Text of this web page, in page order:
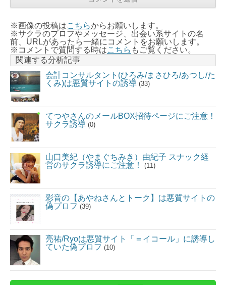
※画像の投稿はこちらからお願いします。
※サクラのプロフやメッセージ、出会い系サイトの名
前、URLがあったら一緒にコメントをお願いします。
※コメントで質問する時はこちら もご覧ください。
関連する分析記事
会計コンサルタント(ひろみ/まさひろ/あつし/た
くみ)は悪質サイトの誘導 (33)
てつやさんのメールBOX招待ページにご注意！
サクラ誘導 (0)
山口美紀（やまぐちみき）由紀子 スナック経
営のサクラ誘導にご注意！
(11)
彩音の【あやねさんとトーク】は悪質サイトの
偽プロフ (39)
亮祐/Ryoは悪質サイト「＝イコール」に誘導し
ていた偽プロフ (10)